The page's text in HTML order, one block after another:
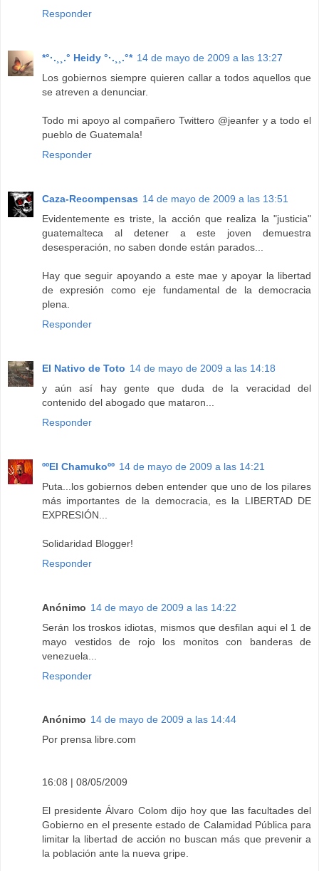
Responder
*°·.¸¸.° Heidy °·.¸¸.°* 14 de mayo de 2009 a las 13:27
Los gobiernos siempre quieren callar a todos aquellos que
se atreven a denunciar.
Todo mi apoyo al compañero Twittero @jeanfer y a todo el
pueblo de Guatemala!
Responder
Caza-Recompensas 14 de mayo de 2009 a las 13:51
Evidentemente es triste, la acción que realiza la "justicia"
guatemalteca al detener a este joven demuestra
desesperación, no saben donde están parados...
Hay que seguir apoyando a este mae y apoyar la libertad
de expresión como eje fundamental de la democracia
plena.
Responder
El Nativo de Toto 14 de mayo de 2009 a las 14:18
y aún así hay gente que duda de la veracidad del
contenido del abogado que mataron...
Responder
ººEl Chamukoºº 14 de mayo de 2009 a las 14:21
Puta...los gobiernos deben entender que uno de los pilares
más importantes de la democracia, es la LIBERTAD DE
EXPRESIÓN...
Solidaridad Blogger!
Responder
Anónimo 14 de mayo de 2009 a las 14:22
Serán los troskos idiotas, mismos que desfilan aqui el 1 de
mayo vestidos de rojo los monitos con banderas de
venezuela...
Responder
Anónimo 14 de mayo de 2009 a las 14:44
Por prensa libre.com
16:08 | 08/05/2009
El presidente Álvaro Colom dijo hoy que las facultades del
Gobierno en el presente estado de Calamidad Pública para
limitar la libertad de acción no buscan más que prevenir a
la población ante la nueva gripe.